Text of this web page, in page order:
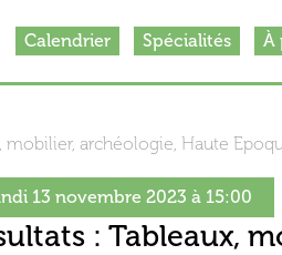
Calendrier Spécialités À
mobilier, archéologie, Haute
13 novembre 2023 à 15:00
: Tableaux,